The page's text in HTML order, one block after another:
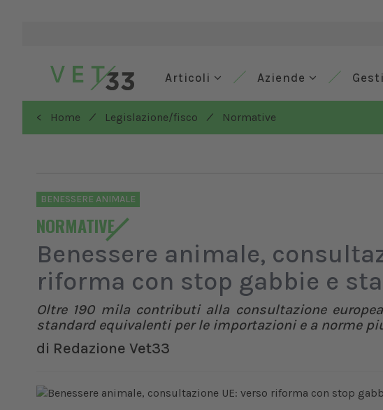
Articoli Aziende
< Home / Legislazione/fisco / Normative
BENESSERE ANIMALE
NORMATIVE
Benessere animale,
riforma con stop gabbie e
Oltre 190 mila contributi alla consultazione
standard equivalenti per le importazioni e a norme
di Redazione Vet33